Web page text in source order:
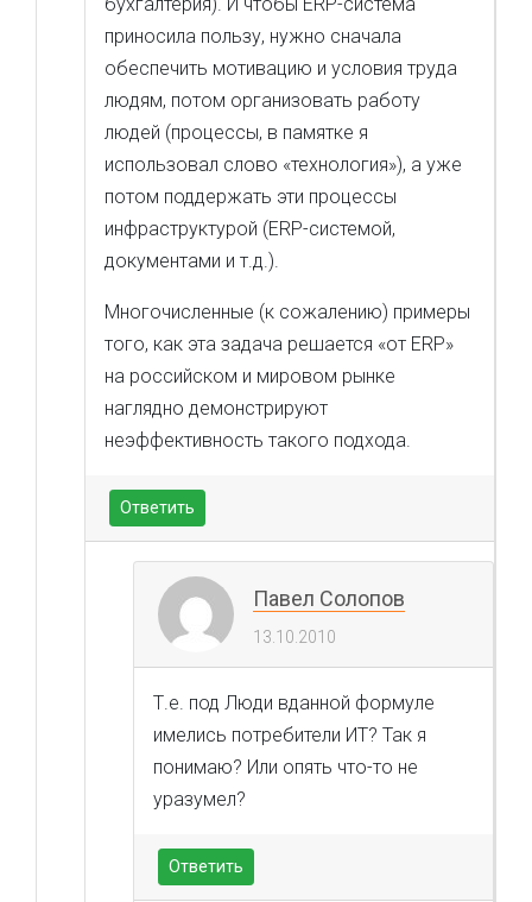
приносила пользу, нужно сначала
обеспечить мотивацию и условия труда
людям, потом организовать работу
людей (процессы, в памятке я
использовал слово «технология»), а уже
потом поддержать эти процессы
инфраструктурой (ERP-системой,
документами и т.д.).
Многочисленные (к сожалению) примеры
того, как эта задача решается «от ERP»
на российском и мировом рынке
наглядно демонстрируют
неэффективность такого подхода.
Ответить
Павел Солопов
13.10.2010
Т.е. под Люди вданной формуле
имелись потребители ИТ? Так я
понимаю? Или опять что-то не
уразумел?
Ответить